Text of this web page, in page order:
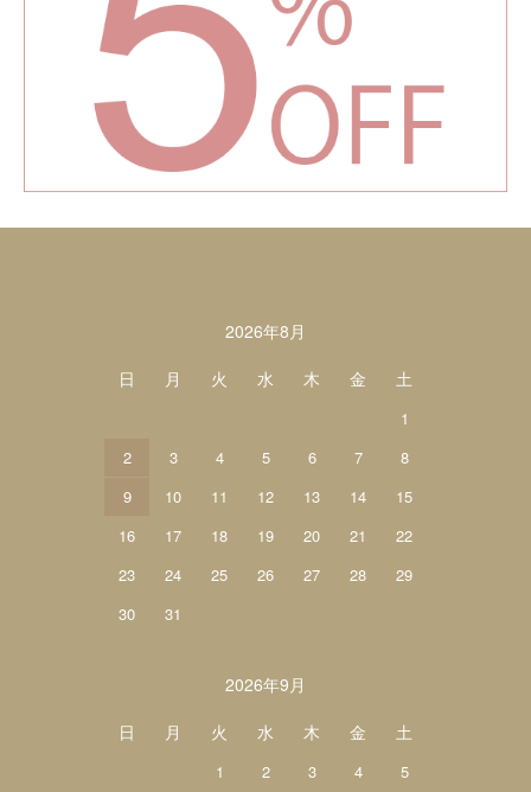
2026年8月
日
月 火 水 木 金 土
1
2
3 4 5 6 7
8
9
10 11 12 13 14
15
16
17 18 19 20 21
22
23
24 25 26 27 28
29
30
31
2026年9月
日
月 火 水 木 金 土
1 2 3 4
5